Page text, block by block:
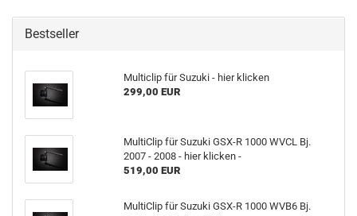
Bestseller
Multiclip für Suzuki - hier klicken
299,00 EUR
MultiClip für Suzuki GSX-R 1000 WVCL Bj.
2007 - 2008 - hier klicken -
519,00 EUR
MultiClip für Suzuki GSX-R 1000 WVB6 Bj.